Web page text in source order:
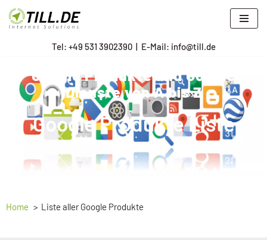
Zum
Tel: +49 531 3902390| E-Mail: info@till.de
Google Produkte und Google
Dienste von A bis Z
Google Produkte Liste
Home Liste aller Google Produkte